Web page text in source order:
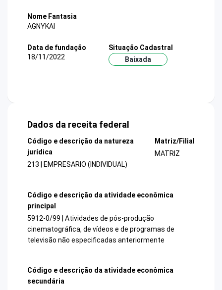
Nome Fantasia
AGNYKAI
Data de fundação
18/11/2022
Situação Cadastral
Baixada
Dados da receita federal
Código e descrição da natureza
jurídica
213 | EMPRESARIO (INDIVIDUAL)
Matriz/Filial
MATRIZ
Código e descrição da atividade econômica
principal
5912-0/99 | Atividades de pós-produção
cinematográfica, de vídeos e de programas de
televisão não especificadas anteriormente
Código e descrição da atividade econômica
secundária